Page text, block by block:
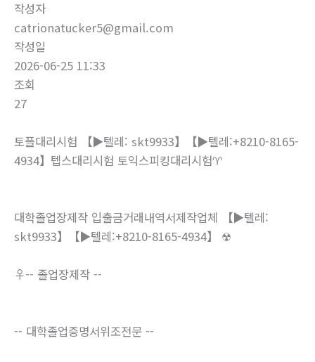
작성자
catrionatucker5@gmail.com
작성일
2026-06-25 11:33
조회
27
토플대리시험 【▶텔레: skt9933】【▶텔레:+8210-8165-
4934】텝스대리시험 토익스피킹대리시험♈
대학졸업장제작 입출금거래내역서제작업체 【▶텔레:
skt9933】【▶텔레:+8210-8165-4934】 ☢
♀-- 졸업장제작 --
-- 대학졸업증명서위조전문 --